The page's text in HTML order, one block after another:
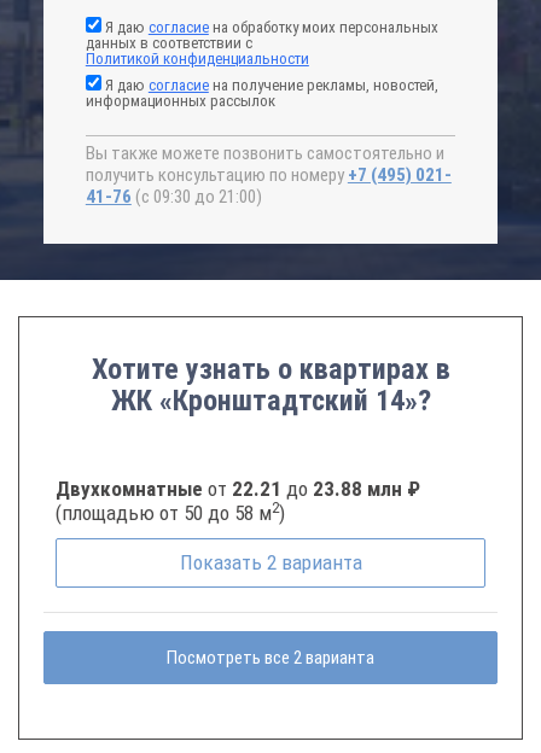
Я даю согласиена обработку моих персональных
данных в соответствии с
Политикой конфиденциальности
Я даю согласиена получение рекламы, новостей,
информационных рассылок
Вы также можете позвонить самостоятельно и
получить консультацию по номеру +7 (495) 021-
41-76 (с 09:30 до 21:00)
Хотите узнать о квартирах в
ЖК «Кронштадтский 14»?
Двухкомнатные от 22.21 до 23.88 млн ₽
(площадью от 50 до 58 м2)
Показать 2 варианта
Посмотреть все 2 варианта